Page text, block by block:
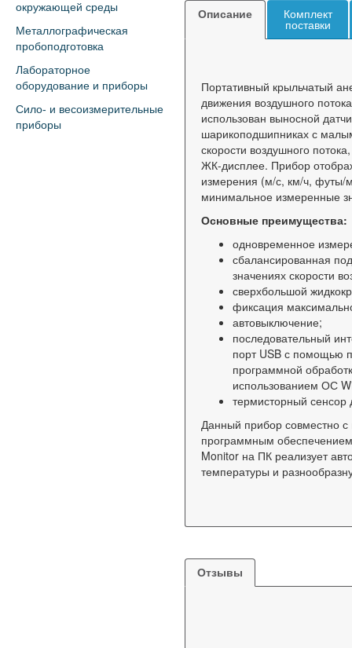
окружающей среды
Металлографическая
пробоподготовка
Лабораторное
оборудование и приборы
Сило- и весоизмерительные
приборы
Описание
Комплект
поставки
Портативный крыльчатый
движения воздушного
использован выносной
шарикоподшипниках с
скорости воздушного
ЖК-дисплее. Прибор
измерения (м/с, км/ч, футы/
минимальное измеренные
Основные преимущества:
одновременное
сбалансированная
значениях скорости
сверхбольшой
фиксация
автовыключение;
последовательный
порт USB с помощью
программной
использованием ОС
термисторный
Данный прибор совместно
программным
Monitor на ПК реализует
температуры и
Отзывы